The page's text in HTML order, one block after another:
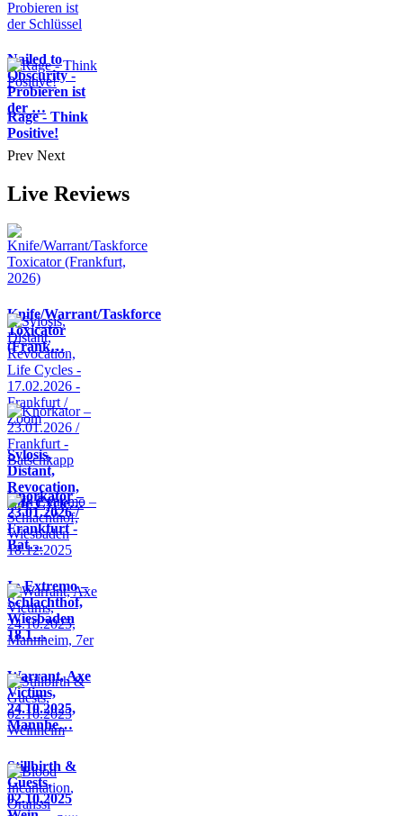
Nailed to
Obscurity -
Probieren ist
der …
Rage - Think
Positive!
Prev Next
Live Reviews
Knife/Warrant/Taskforce
Toxicator
(Frank…
Sylosis,
Distant,
Revocation,
Life Cycle…
Knorkator –
23.01.2026 /
Frankfurt -
Bat…
In Extremo –
Schlachthof,
Wiesbaden
18.1…
Warrant, Axe
Victims,
24.10.2025,
Mannhe…
Stillbirth &
Guests,
02.10.2025